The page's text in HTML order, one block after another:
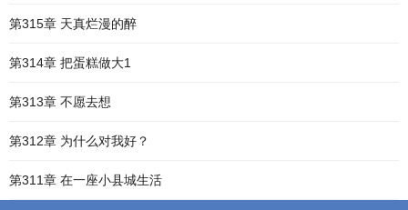
第315章 天真烂漫的醉
第314章 把蛋糕做大1
第313章 不愿去想
第312章 为什么对我好？
第311章 在一座小县城生活